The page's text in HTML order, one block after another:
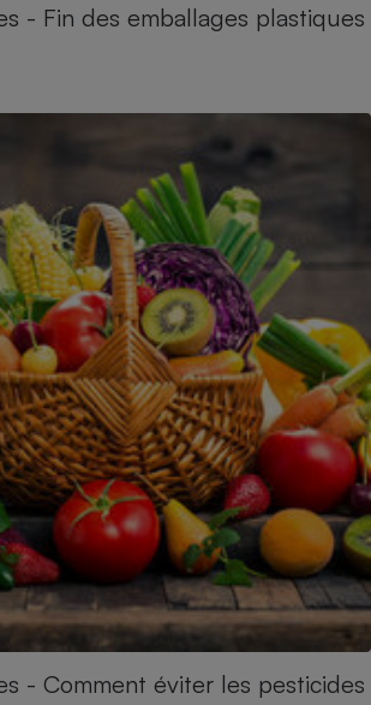
- Fin des emballages plastiques
- Comment éviter les pesticides